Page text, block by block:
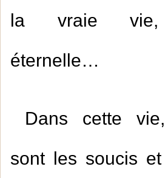
la vraie
Dans cette
sont les soucis